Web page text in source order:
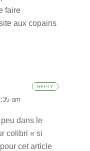
faire
aux copains
am
dans le
colibri « si
cet article
REPLY